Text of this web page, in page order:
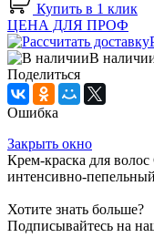
Купить в 1 клик
ЦЕНА ДЛЯ ПРОФ
В
Поделиться
Ошибка
Закрыть окно
Крем-краска для
интенсивно-
Хотите знать больше?
Подписывайтесь на